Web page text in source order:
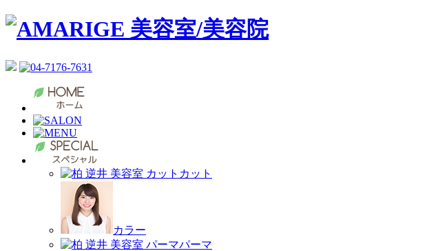
カット
カラー
パーマ